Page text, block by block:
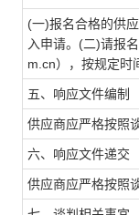
(一)报名合格的供
入申请。(二)请报
m.cn），按规定时
五、响应文件编制
供应商应严格按照
六、响应文件递交
供应商应严格按照